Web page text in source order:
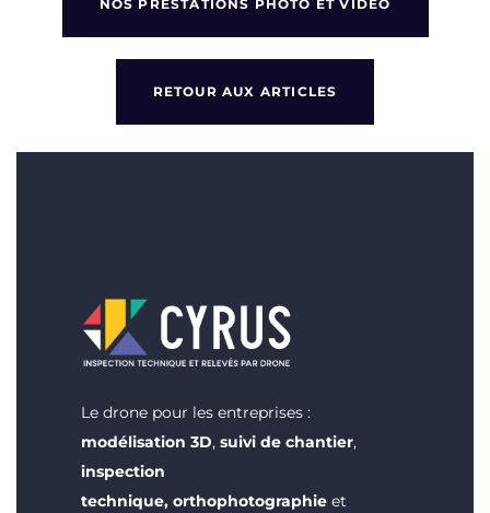
NOS PRESTATIONS PHOTO ET VIDÉO
RETOUR AUX ARTICLES
Le drone pour les entreprises :
modélisation 3D, suivi de chantier,
inspection
technique, orthophotographie et